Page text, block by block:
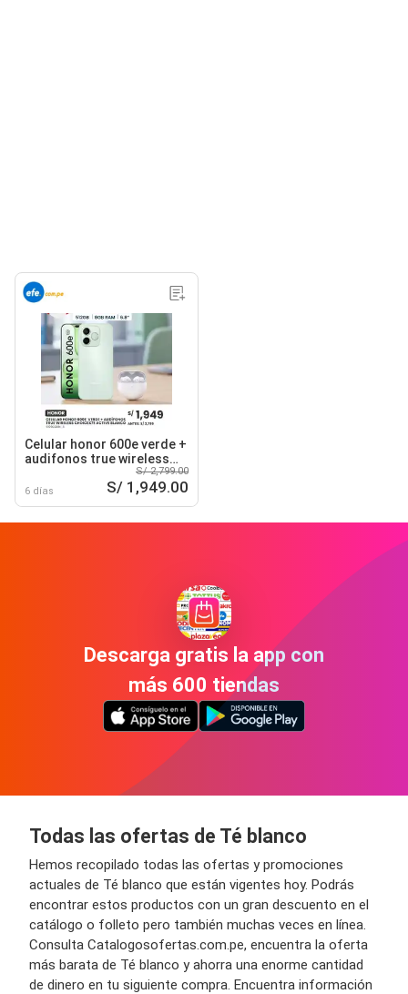
Celular honor 600e verde +
audifonos true wireless
choicex7e active blanco
6 días
S/ 2,799.00
S/ 1,949.00
Descarga gratis la app con
más 600 tiendas
Todas las ofertas de Té blanco
Hemos recopilado todas las ofertas y promociones
actuales de Té blanco que están vigentes hoy. Podrás
encontrar estos productos con un gran descuento en el
catálogo o folleto pero también muchas veces en línea.
Consulta Catalogosofertas.com.pe, encuentra la oferta
más barata de Té blanco y ahorra una enorme cantidad
de dinero en tu siguiente compra. Encuentra información